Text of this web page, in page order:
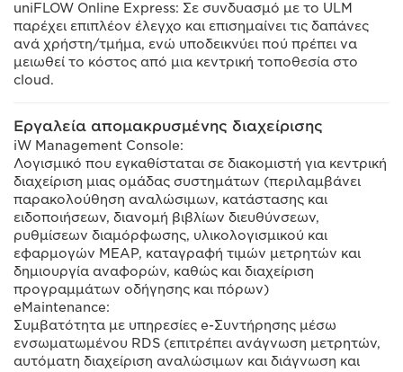
uniFLOW Online Express: Σε συνδυασμό με το ULM
παρέχει επιπλέον έλεγχο και επισημαίνει τις δαπάνες
ανά χρήστη/τμήμα, ενώ υποδεικνύει πού πρέπει να
μειωθεί το κόστος από μια κεντρική τοποθεσία στο
cloud.
Εργαλεία απομακρυσμένης διαχείρισης
iW Management Console:
Λογισμικό που εγκαθίσταται σε διακομιστή για κεντρική
διαχείριση μιας ομάδας συστημάτων (περιλαμβάνει
παρακολούθηση αναλώσιμων, κατάστασης και
ειδοποιήσεων, διανομή βιβλίων διευθύνσεων,
ρυθμίσεων διαμόρφωσης, υλικολογισμικού και
εφαρμογών MEAP, καταγραφή τιμών μετρητών και
δημιουργία αναφορών, καθώς και διαχείριση
προγραμμάτων οδήγησης και πόρων)
eMaintenance:
Συμβατότητα με υπηρεσίες e-Συντήρησης μέσω
ενσωματωμένου RDS (επιτρέπει ανάγνωση μετρητών,
αυτόματη διαχείριση αναλώσιμων και διάγνωση και